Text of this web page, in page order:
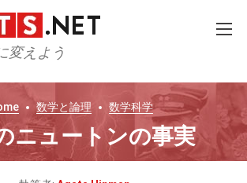
変えよう
数学と論理 数学科学
ニュートンの事実